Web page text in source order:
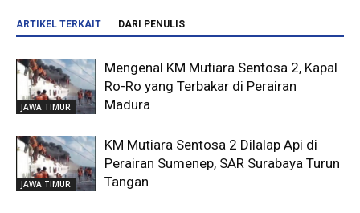
ARTIKEL TERKAIT DARI PENULIS
JAWA TIMUR
Mengenal KM Mutiara Sentosa 2, Kapal
Ro-Ro yang Terbakar di Perairan
Madura
JAWA TIMUR
KM Mutiara Sentosa 2 Dilalap Api di
Perairan Sumenep, SAR Surabaya Turun
Tangan